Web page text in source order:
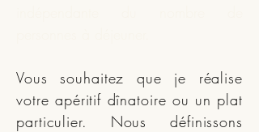
Vous souhaitez que je réalise
votre apéritif dînatoire ou un plat
particulier. Nous définissons